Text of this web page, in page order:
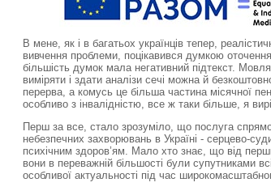
В мене, як і в багатьох українців тепер,
вивчення проблеми, поцікавився думкою
більшість думок мала негативний підтекст.
виміряти і здати аналізи сечі можна й
перерва, а комусь це більша частина місячної
особливо з інвалідністю, все ж таки більше, я
Перш за все, стало зрозуміло, що послуга
небезпечних захворювань в Україні - серцево-
психічним здоров’ям. Мало хто знає, що від
вони в переважній більшості були супутниками
особливої актуальності під час